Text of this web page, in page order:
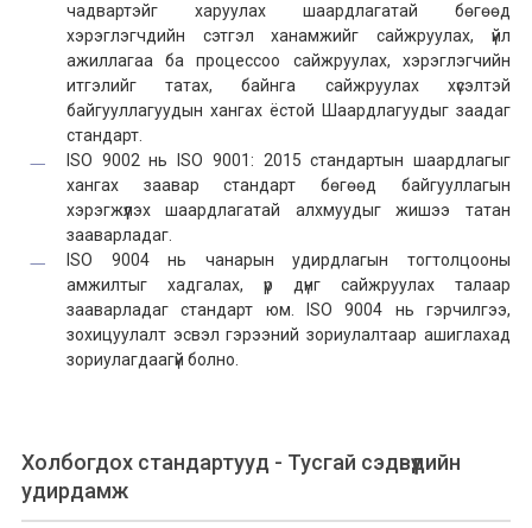
чадвартэйг харуулах шаардлагатай бөгөөд
хэрэглэгчдийн сэтгэл ханамжийг сайжруулах, үйл
ажиллагаа ба процессоо сайжруулах, хэрэглэгчийн
итгэлийг татах, байнга сайжруулах хүсэлтэй
байгууллагуудын хангах ёстой Шаардлагуудыг заадаг
стандарт.
ISO 9002 нь ISO 9001: 2015 стандартын шаардлагыг
хангах заавар стандарт бөгөөд байгууллагын
хэрэгжүүлэх шаардлагатай алхмуудыг жишээ татан
зааварладаг.
ISO 9004 нь чанарын удирдлагын тогтолцооны
амжилтыг хадгалах, үр дүнг сайжруулах талаар
зааварладаг стандарт юм. ISO 9004 нь гэрчилгээ,
зохицуулалт эсвэл гэрээний зориулалтаар ашиглахад
зориулагдаагүй болно.
Холбогдох стандартууд - Тусгай сэдвүүдийн
удирдамж